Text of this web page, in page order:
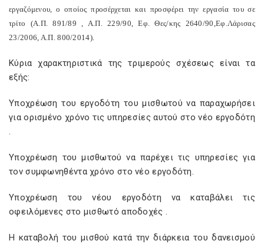
εργαζόμενου, ο οποίος προσέρχεται και προσφέρει την εργασία του σε
τρίτο (Α.Π. 891/89 , Α.Π. 229/90, Εφ. Θες/κης 2640/90,Εφ.Λάρισας
23/2006, Α.Π. 800/2014).
Κύρια χαρακτηριστικά της τριμερούς σχέσεως είναι τα
εξής:
Υποχρέωση του εργοδότη του μισθωτού να παραχωρήσει
για ορισμένο χρόνο τις υπηρεσίες αυτού στο νέο εργοδότη
.
Υποχρέωση του μισθωτού να παρέχει τις υπηρεσίες για
τον συμφωνηθέντα χρόνο στο νέο εργοδότη.
Υποχρέωση του νέου εργοδότη να καταβάλει τις
οφειλόμενες στο μισθωτό αποδοχές .
Η καταβολή του μισθού κατά την διάρκεια του δανεισμού